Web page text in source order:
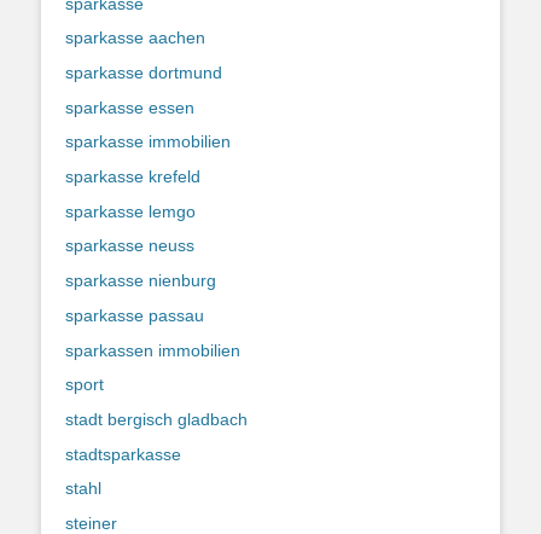
sparkasse aachen
sparkasse dortmund
sparkasse essen
sparkasse immobilien
sparkasse krefeld
sparkasse lemgo
sparkasse neuss
sparkasse nienburg
sparkasse passau
sparkassen immobilien
sport
stadt bergisch gladbach
stadtsparkasse
stahl
steiner